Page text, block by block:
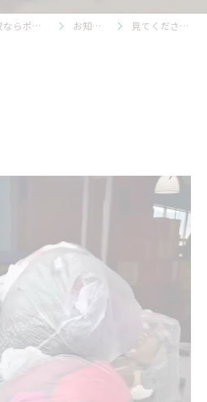
愛媛県西予市の不用品回収ならポンコツ屋 お知らせ 見てください！